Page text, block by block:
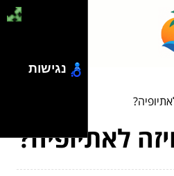
לאתיופיה?
נגישות